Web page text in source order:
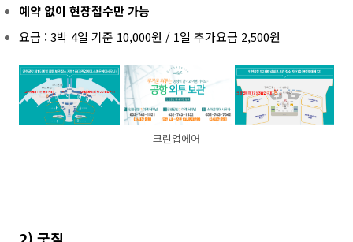
예약 없이 현장접수만 가능
요금 : 3박 4일 기준 10,000원 / 1일 추가요금 2,500원
크린업에어
2) 굿짐